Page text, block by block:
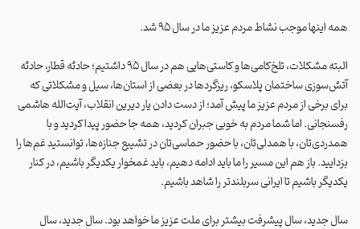
همه اینها موجب نشاط مردم عزیز ما در سال 95 شد .
البته مشکلات، تلخ‌کامی‌ها و کاستی‌هایی هم در سال 95 داشتیم؛ حادثه قطار، حادثه
آتش‌سوزی ساختمان پلاسکو، ریزگردها در بعضی از استان‌ها، سیل و مشکلاتی که
برای برخی از مردم عزیز ما پیش آمد؛ از دست دادن یار دیرین انقلاب، آیت‌الله هاشمی
رفسنجانی. اما شما مردم به خوبی جبران کردید، همه جا حضور پیدا کردید و با
همدردی‌تان، با همدلی‌تان، با حضور حماسی‌تان در تشییع جنازه‌ها، توانستید غم‌ها را
بزدایید. باز هم این مسیر را ما باید ادامه دهیم، باید غمخوار یکدیگر باشیم، در کنار
یکدیگر باشیم تا ایرانی سربلندتر را شاهد باشیم.
سال جدید، سال پیشرفت بیشتر برای ملت عزیز ما خواهد بود. سال جدید، سال